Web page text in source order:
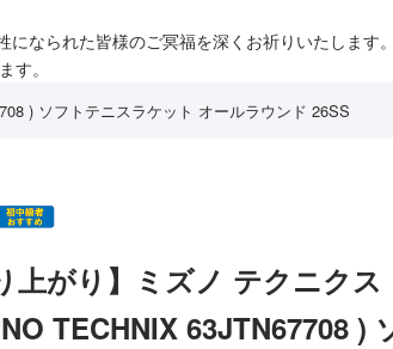
なられた皆様のご冥福を深くお祈りいたします。
す。
) ソフトテニスラケット オールラウンド 26SS
上がり】ミズノ テクニクス
TECHNIX 63JTN67708 )